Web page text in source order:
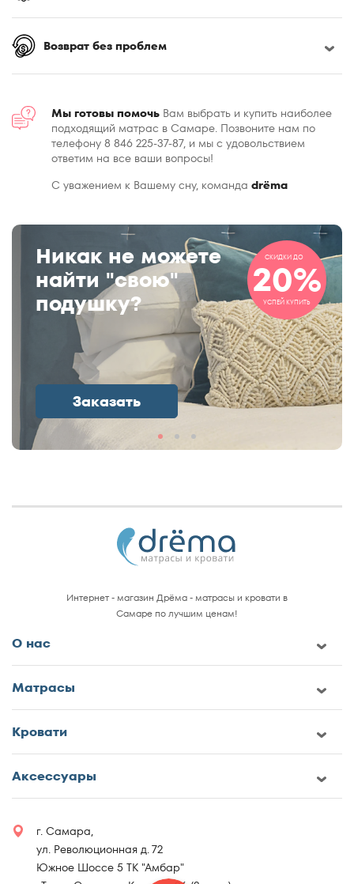
Возврат без проблем
Мы готовы помочь Вам выбрать и купить наиболее
подходящий матрас в Самаре. Позвоните нам по
телефону 8 846 225-37-87, и мы с удовольствием
ответим на все ваши вопросы!
С уважением к Вашему сну, команда drёma
Никак не можете
найти "свою"
подушку?
Заказать
СКИДКИ ДО
20%
УСПЕЙ КУПИТЬ
Интернет - магазин Дрёма - матрасы и кровати в
Самаре по лучшим ценам!
О нас
Матрасы
Кровати
Аксессуары
г. Самара,
ул. Революционная д. 72
Южное Шоссе 5 ТК "Амбар"